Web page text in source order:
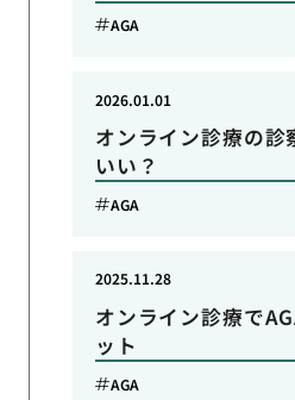
AGA
オンライン診療の診
いい？
2026.01.01
AGA
オンライン診療で
ット
2025.11.28
AGA